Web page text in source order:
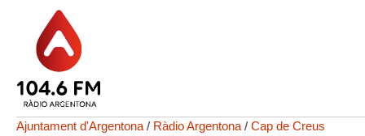
Ajuntament d'Argentona / Ràdio Argentona / Cap de Creus